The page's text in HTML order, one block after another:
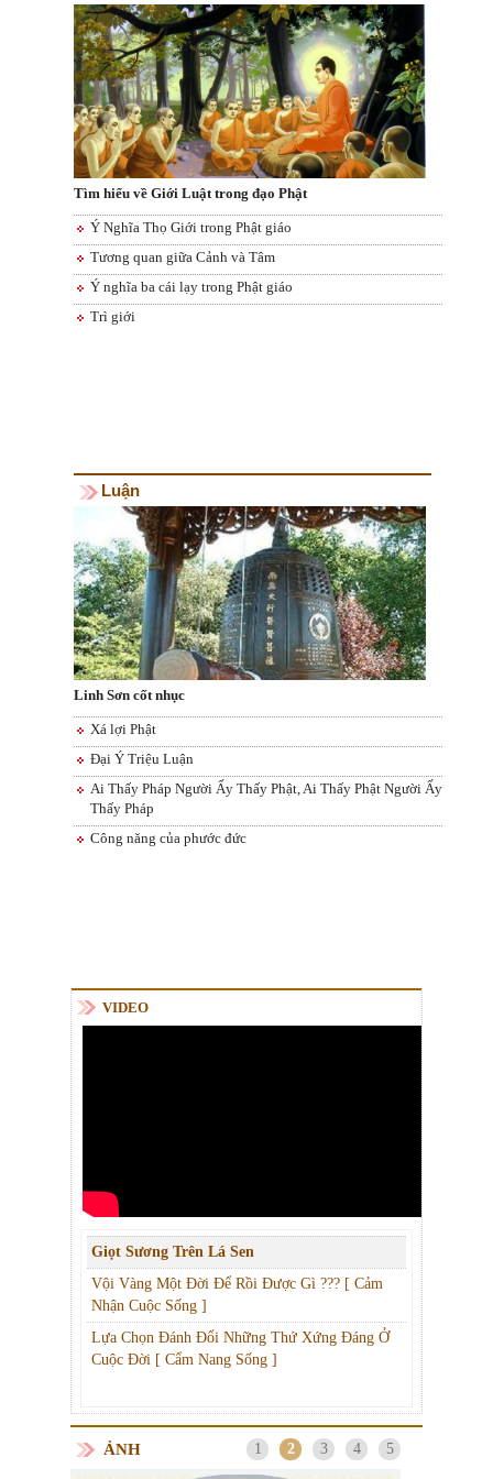
Tìm hiểu về Giới Luật trong đạo Phật
Ý Nghĩa Thọ Giới trong Phật giáo
Tương quan giữa Cảnh và Tâm
Ý nghĩa ba cái lạy trong Phật giáo
Trì giới
Luận
Linh Sơn cốt nhục
Xá lợi Phật
Ðại Ý Triệu Luận
Ai Thấy Pháp Người Ấy Thấy Phật, Ai Thấy Phật Người Ấy
Thấy Pháp
Công năng của phước đức
VIDEO
Giọt Sương Trên Lá Sen
Vội Vàng Một Đời Để Rồi Được Gì ??? [ Cảm
Nhận Cuộc Sống ]
Lựa Chọn Đánh Đổi Những Thứ Xứng Đáng Ở
Cuộc Đời [ Cẩm Nang Sống ]
ẢNH 1 2 3 4 5